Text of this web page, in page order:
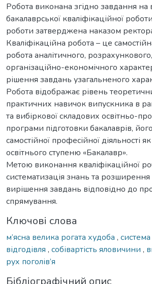
Робота виконана згідно завдання
бакалаврської кваліфікаційної
роботи затверджена наказом
Кваліфікаційна робота – це
робота аналітичного,
організаційно-економічного
рішення завдань узагальненого
Робота відображає рівень
практичних навичок випускника в
та вибіркової складових освітньо-
програми підготовки бакалаврів,
самостійної професійної діяльності
освітнього ступеню «Бакалавр».
Метою виконання кваліфікаційної
систематизація знань та
вирішення завдань відповідно до
спрямування.
Ключові слова
м’ясна велика рогата худоба ,
відгодівля , собівартість яловичини ,
рух поголів’я
Бібліографічний опис